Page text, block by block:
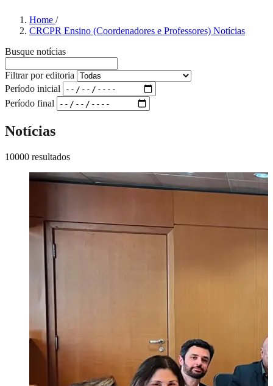
Home /
CRCPR Ensino (Coordenadores e Professores) Notícias
Busque notícias
Filtrar por editoria
Período inicial
Período final
Notícias
10000 resultados